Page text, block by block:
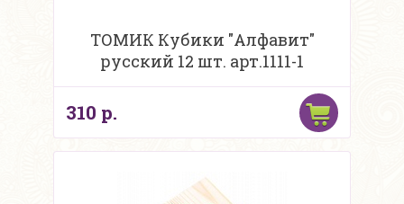
ТОМИК Кубики "Алфавит"
русский 12 шт. арт.1111-1
310 р.